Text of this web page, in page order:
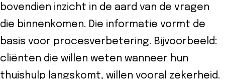
bovendien inzicht in de aard van de vragen
die binnenkomen. Die informatie vormt de
basis voor procesverbetering. Bijvoorbeeld:
cliënten die willen weten wanneer hun
thuishulp langskomt, willen vooral zekerheid.